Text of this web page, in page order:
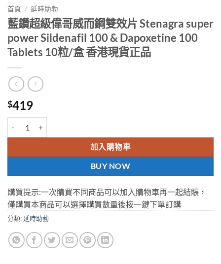
首頁 / 延時助勃
藍鑽超級偉哥威而鋼雙效片 Stenagra super
power Sildenafil 100 & Dapoxetine 100
Tablets 10粒/盒 香港現貨正品
$419
加入購物車
BUY NOW
購買提示:一次購買不同商品可以加入購物車再一起結賬，
僅購買本商品可以選擇購買數量後按一鍵下單訂購
分類:延時助勃